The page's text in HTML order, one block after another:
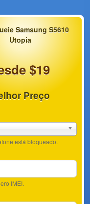
Samsung S5610
Utopia
$19
Preço
está bloqueado.
IMEI.